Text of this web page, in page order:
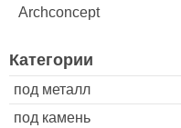
Archconcept
Категории
под металл
под камень